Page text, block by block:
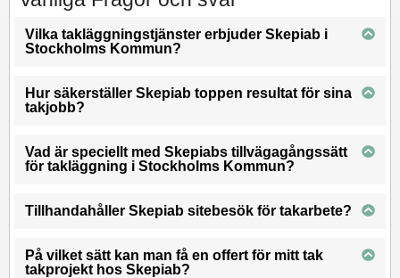
Vilka takläggningstjänster erbjuder Skepiab i
Stockholms Kommun?
Hur säkerställer Skepiab toppen resultat för sina
takjobb?
Vad är speciellt med Skepiabs tillvägagångssätt
för takläggning i Stockholms Kommun?
Tillhandahåller Skepiab sitebesök för takarbete?
På vilket sätt kan man få en offert för mitt tak
takprojekt hos Skepiab?